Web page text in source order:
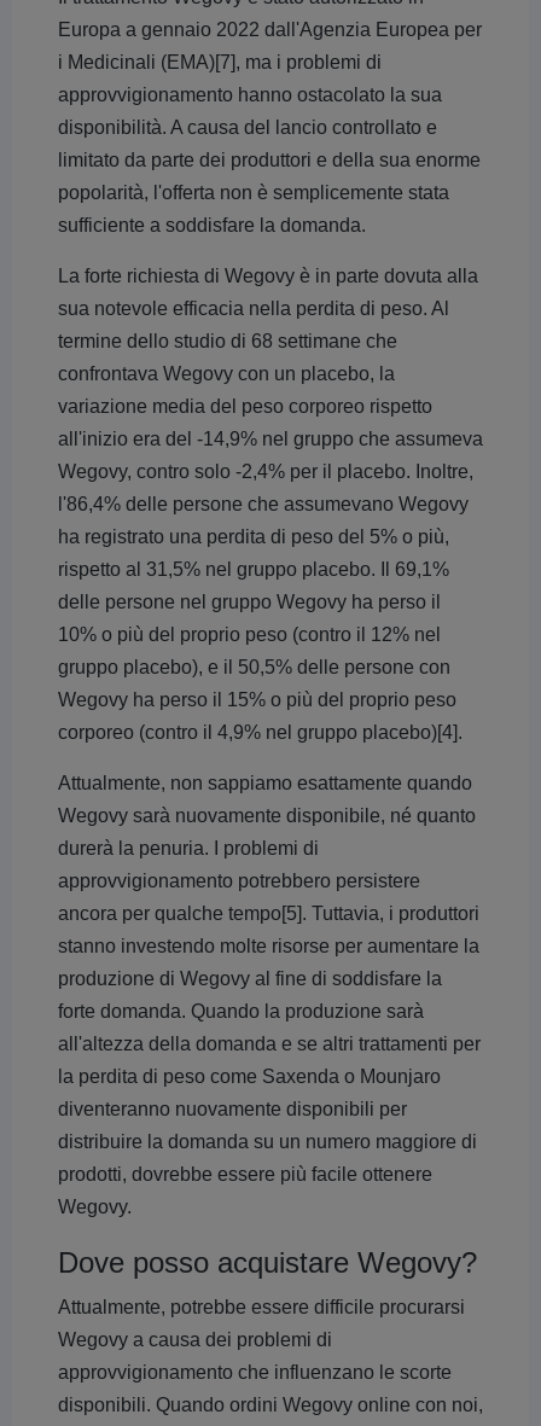
Europa a gennaio 2022 dall'Agenzia Europea per
i Medicinali (EMA)[7], ma i problemi di
approvvigionamento hanno ostacolato la sua
disponibilità. A causa del lancio controllato e
limitato da parte dei produttori e della sua enorme
popolarità, l'offerta non è semplicemente stata
sufficiente a soddisfare la domanda.
La forte richiesta di Wegovy è in parte dovuta alla
sua notevole efficacia nella perdita di peso. Al
termine dello studio di 68 settimane che
confrontava Wegovy con un placebo, la
variazione media del peso corporeo rispetto
all'inizio era del -14,9% nel gruppo che assumeva
Wegovy, contro solo -2,4% per il placebo. Inoltre,
l'86,4% delle persone che assumevano Wegovy
ha registrato una perdita di peso del 5% o più,
rispetto al 31,5% nel gruppo placebo. Il 69,1%
delle persone nel gruppo Wegovy ha perso il
10% o più del proprio peso (contro il 12% nel
gruppo placebo), e il 50,5% delle persone con
Wegovy ha perso il 15% o più del proprio peso
corporeo (contro il 4,9% nel gruppo placebo)[4].
Attualmente, non sappiamo esattamente quando
Wegovy sarà nuovamente disponibile, né quanto
durerà la penuria. I problemi di
approvvigionamento potrebbero persistere
ancora per qualche tempo[5]. Tuttavia, i produttori
stanno investendo molte risorse per aumentare la
produzione di Wegovy al fine di soddisfare la
forte domanda. Quando la produzione sarà
all'altezza della domanda e se altri trattamenti per
la perdita di peso come Saxenda o Mounjaro
diventeranno nuovamente disponibili per
distribuire la domanda su un numero maggiore di
prodotti, dovrebbe essere più facile ottenere
Wegovy.
Dove posso acquistare Wegovy?
Attualmente, potrebbe essere difficile procurarsi
Wegovy a causa dei problemi di
approvvigionamento che influenzano le scorte
disponibili. Quando ordini Wegovy online con noi,